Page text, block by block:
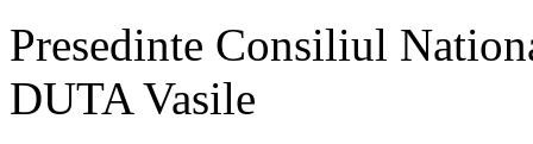
Presedinte Consiliul
DUTA Vasile